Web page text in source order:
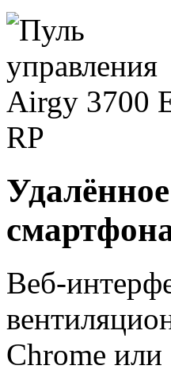
Веб-
Chrome или